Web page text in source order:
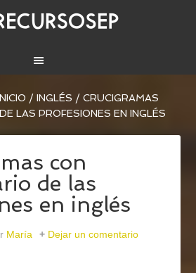
/ INGLÉS / CRUCIGRAMAS
LAS PROFESIONES EN INGLÉS
con
de las
en inglés
María Dejar un comentario